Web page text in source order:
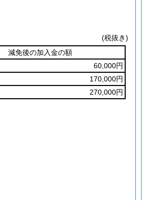
(税抜き)
減免後の加入金の額
60,000円
170,000円
270,000円